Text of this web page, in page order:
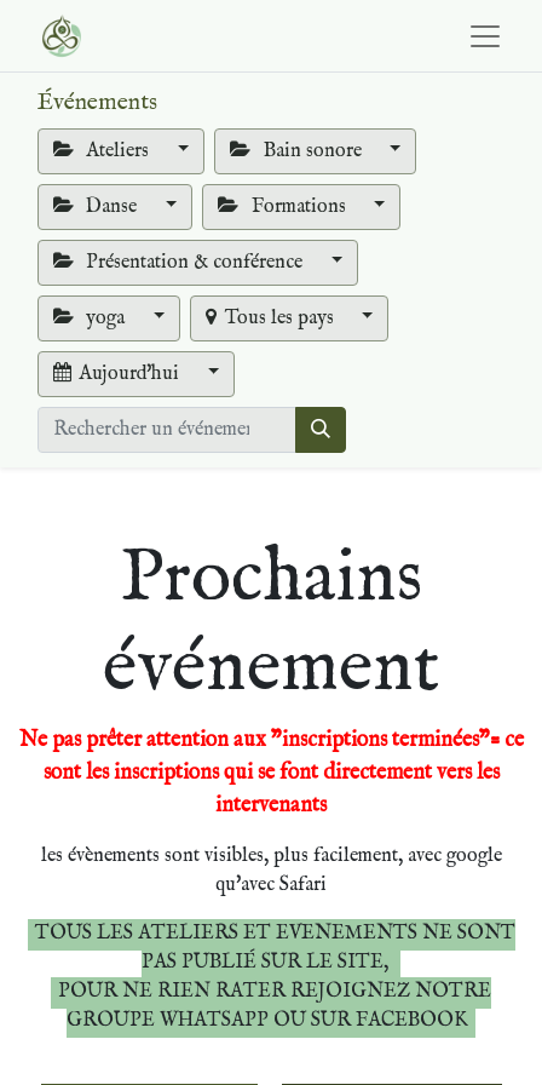
Événements
Ateliers Bain sonore
Danse Formations
Présentation & conférence
yoga Tous les pays
Aujourd'hui
Prochains
événement
Ne pas prêter attention aux "inscriptions terminées"= ce
sont les inscriptions qui se font directement vers les
intervenants
les évènements sont visibles, plus facilement, avec google
qu'avec Safari
TOUS LES ATELIERS ET EVENEMENTS NE SONT
PAS PUBLIÉ SUR LE SITE,
POUR NE RIEN RATER REJOIGNEZ NOTRE
GROUPE WHATSAPP OU SUR FACEBOOK